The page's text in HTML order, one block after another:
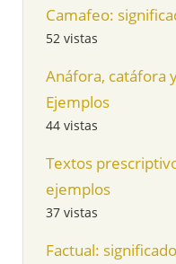
Camafeo:
52 vistas
Anáfora, catáfora
Ejemplos
44 vistas
Textos
ejemplos
37 vistas
Factual: